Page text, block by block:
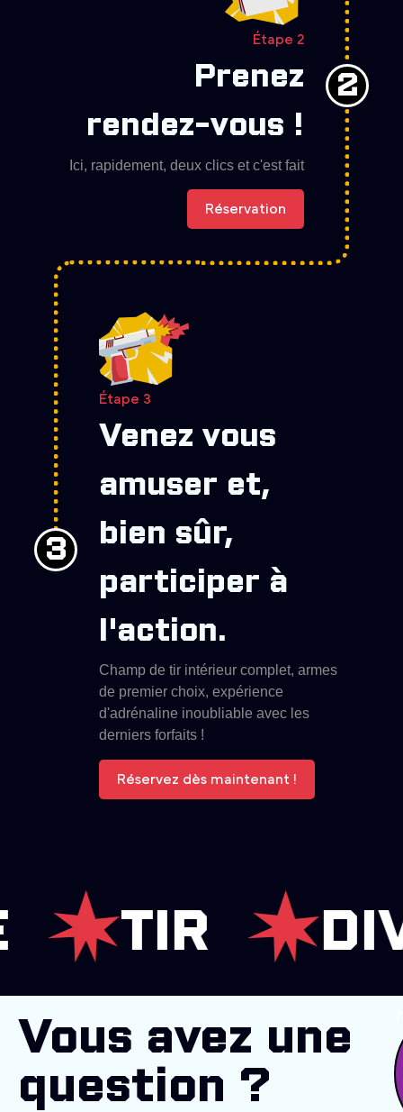
2
Étape 2
Prenez
rendez-vous !
Ici, rapidement, deux clics et c'est fait
Réservation
3
Étape 3
Venez vous
amuser et,
bien sûr,
participer à
l'action.
Champ de tir intérieur complet, armes
de premier choix, expérience
d'adrénaline inoubliable avec les
derniers forfaits !
Réservez dès maintenant !
TIR
Vous avez une
question ?